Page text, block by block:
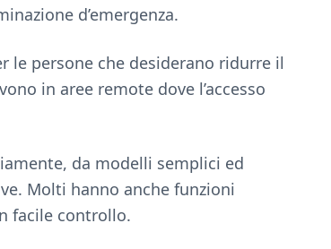
d’emergenza.
persone che desiderano ridurre il
in aree remote dove l’accesso
da modelli semplici ed
Molti hanno anche funzioni
facile controllo.